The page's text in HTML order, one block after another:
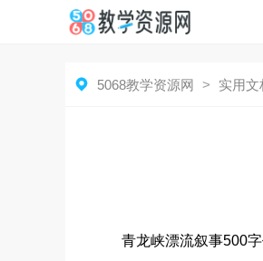
 5068教学资源网 > 实用文
青龙峡漂流叙事500